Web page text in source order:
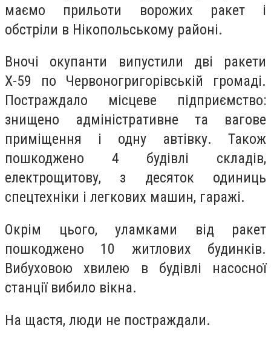
маємо прильоти ворожих ракет і
обстріли в Нікопольському районі.
Вночі окупанти випустили дві ракети
Х-59 по Червоногригорівській громаді.
Постраждало місцеве підприємство:
знищено адміністративне та вагове
приміщення і одну автівку. Також
пошкоджено 4 будівлі складів,
електрощитову, з десяток одиниць
спецтехніки і легкових машин, гаражі.
Окрім цього, уламками від ракет
пошкоджено 10 житлових будинків.
Вибуховою хвилею в будівлі насосної
станції вибило вікна.
На щастя, люди не постраждали.